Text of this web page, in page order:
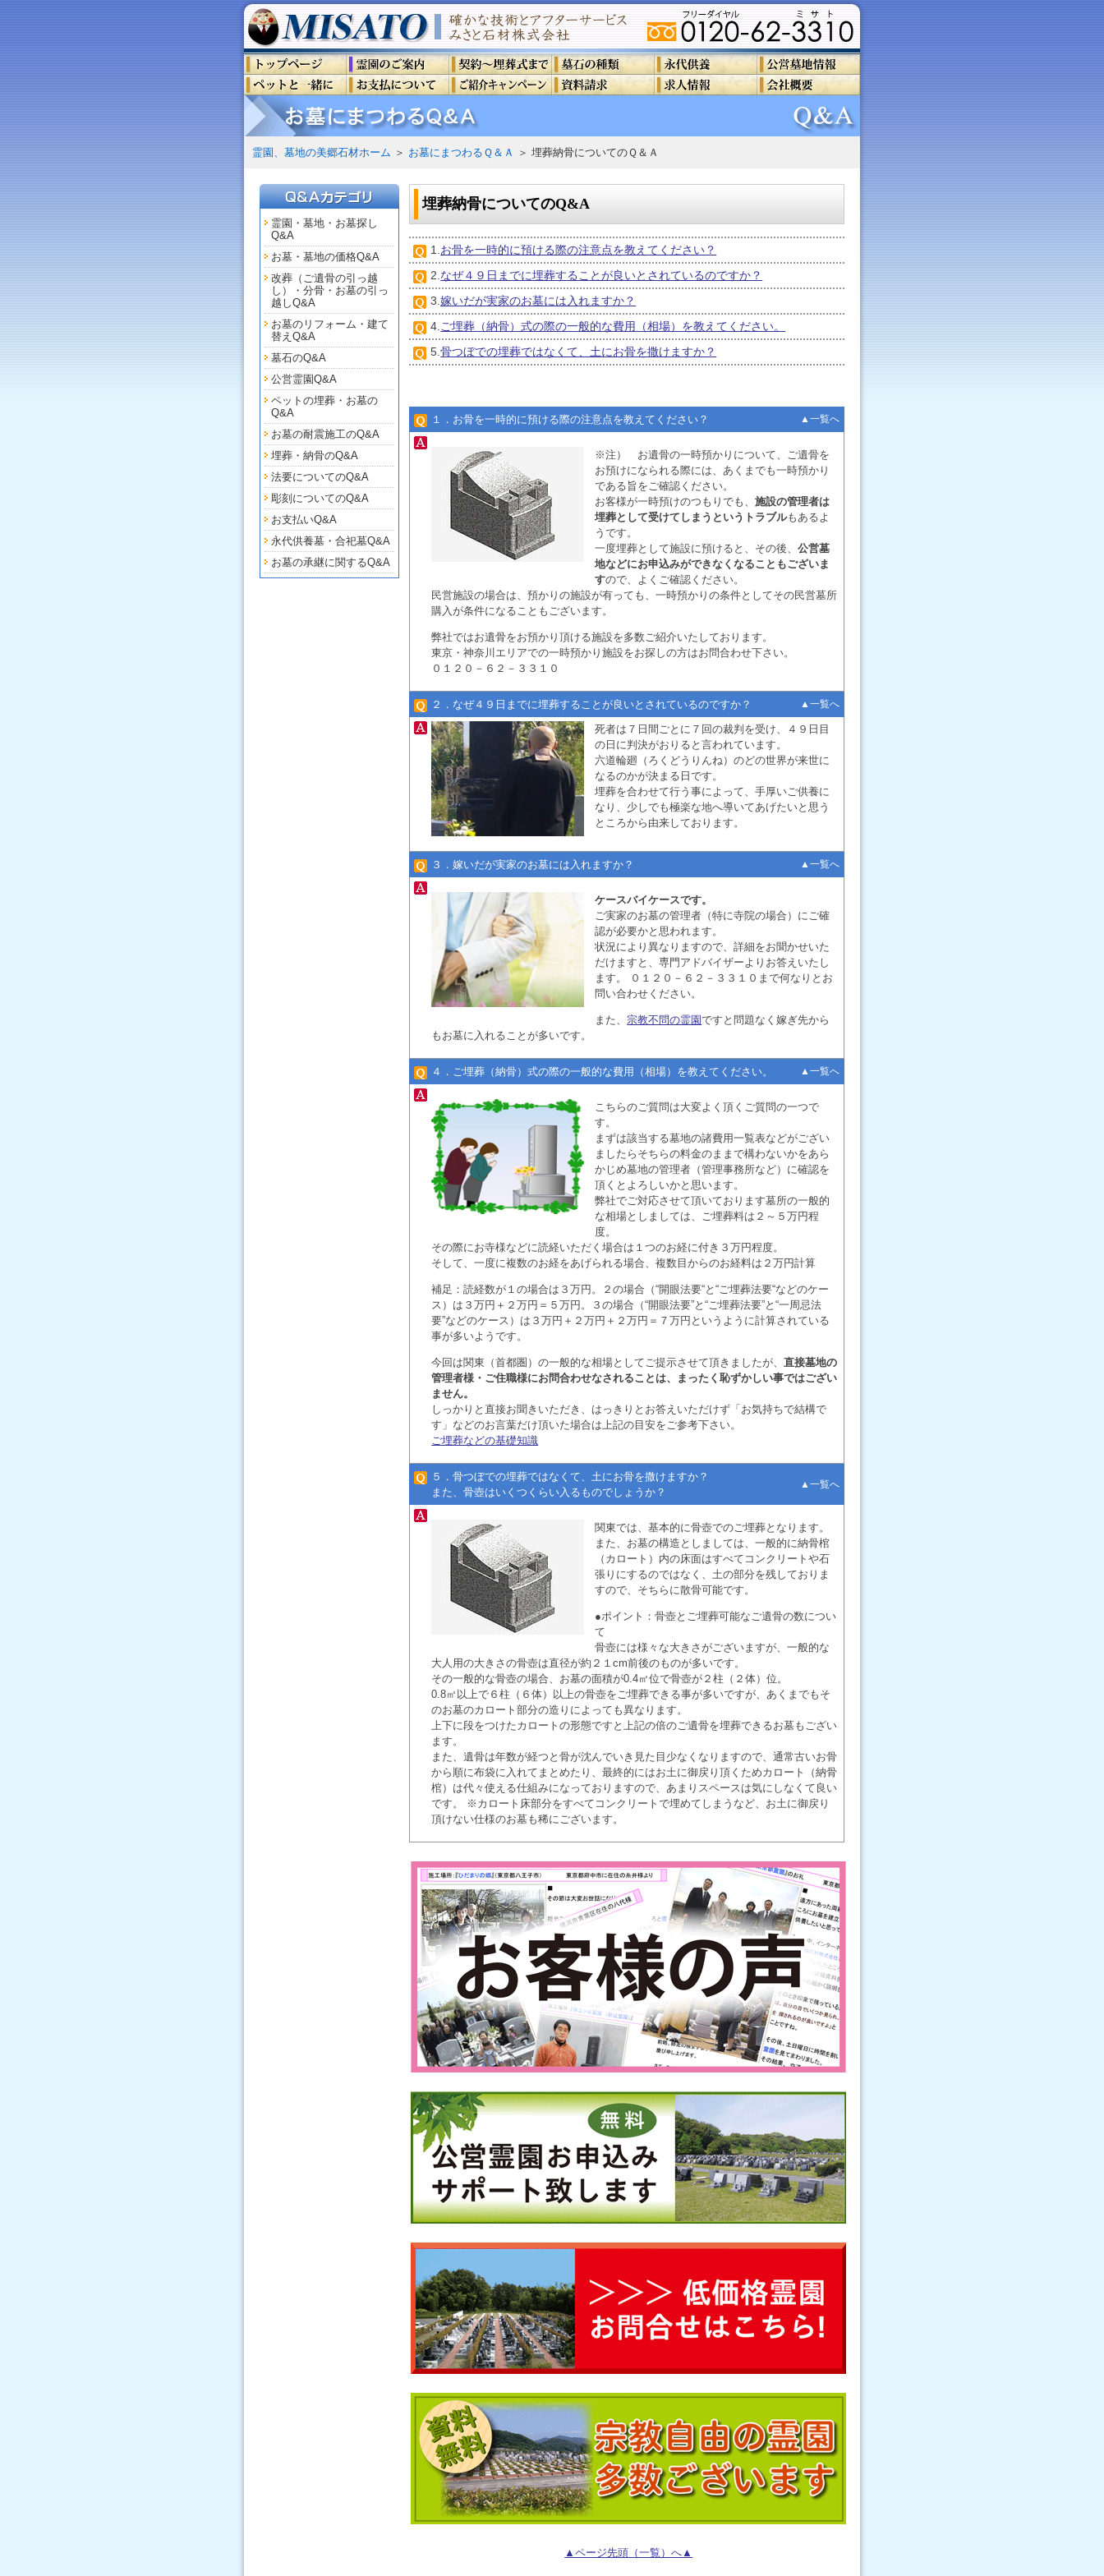
霊園、墓地の美郷石材ホーム ＞ お墓にまつわるＱ＆Ａ ＞ 埋葬納骨についてのＱ＆Ａ
埋葬納骨についてのQ&A
1. お骨を一時的に預ける際の注意点を教えてください？
2. なぜ４９日までに埋葬することが良いとされているのですか？
3.嫁いだが実家のお墓には入れますか？
4. ご埋葬（納骨）式の際の一般的な費用（相場）を教えてください。
5.骨つぼでの埋葬ではなくて、土にお骨を撒けますか？
１．お骨を一時的に預ける際の注意点を教えてください？ ▲一覧へ
※注） お遺骨の一時預かりについて、ご遺骨を
お預けになられる際には、あくまでも一時預かり
である旨をご確認ください。
お客様が一時預けのつもりでも、施設の管理者は
埋葬として受けてしまうというトラブルもあるよ
うです。
一度埋葬として施設に預けると、その後、公営墓
地などにお申込みができなくなることもございま
すので、よくご確認ください。
民営施設の場合は、預かりの施設が有っても、一時預かりの条件としてその民営墓所
購入が条件になることもございます。
弊社ではお遺骨をお預かり頂ける施設を多数ご紹介いたしております。
東京・神奈川エリアでの一時預かり施設をお探しの方はお問合わせ下さい。
０１２０－６２－３３１０
２．なぜ４９日までに埋葬することが良いとされているのですか？ ▲一覧へ
死者は７日間ごとに７回の裁判を受け、４９日目
の日に判決がおりると言われています。
六道輪廻（ろくどうりんね）のどの世界が来世に
なるのかが決まる日です。
埋葬を合わせて行う事によって、手厚いご供養に
なり、少しでも極楽な地へ導いてあげたいと思う
ところから由来しております。
３．嫁いだが実家のお墓には入れますか？ ▲一覧へ
ケースバイケースです。
ご実家のお墓の管理者（特に寺院の場合）にご確
認が必要かと思われます。
状況により異なりますので、詳細をお聞かせいた
だけますと、専門アドバイザーよりお答えいたし
ます。 ０１２０－６２－３３１０まで何なりとお
問い合わせください。
また、宗教不問の霊園ですと問題なく嫁ぎ先から
もお墓に入れることが多いです。
４．ご埋葬（納骨）式の際の一般的な費用（相場）を教えてください。 ▲一覧へ
こちらのご質問は大変よく頂くご質問の一つで
す。
まずは該当する墓地の諸費用一覧表などがござい
ましたらそちらの料金のままで構わないかをあら
かじめ墓地の管理者（管理事務所など）に確認を
頂くとよろしいかと思います。
弊社でご対応させて頂いております墓所の一般的
な相場としましては、ご埋葬料は２～５万円程
度。
その際にお寺様などに読経いただく場合は１つのお経に付き３万円程度。
そして、一度に複数のお経をあげられる場合、複数目からのお経料は２万円計算
補足：読経数が１の場合は３万円。２の場合（“開眼法要“と“ご埋葬法要“などのケー
ス）は３万円＋２万円＝５万円。３の場合（“開眼法要”と“ご埋葬法要”と“一周忌法
要”などのケース）は３万円＋２万円＋２万円＝７万円というように計算されている
事が多いようです。
今回は関東（首都圏）の一般的な相場としてご提示させて頂きましたが、直接墓地の
管理者様・ご住職様にお問合わせなされることは、まったく恥ずかしい事ではござい
ません。
しっかりと直接お聞きいただき、はっきりとお答えいただけず「お気持ちで結構で
す」などのお言葉だけ頂いた場合は上記の目安をご参考下さい。
ご埋葬などの基礎知識
５．骨つぼでの埋葬ではなくて、土にお骨を撒けますか？
また、骨壺はいくつくらい入るものでしょうか？
▲一覧へ
関東では、基本的に骨壺でのご埋葬となります。
また、お墓の構造としましては、一般的に納骨棺
（カロート）内の床面はすべてコンクリートや石
張りにするのではなく、土の部分を残しておりま
すので、そちらに散骨可能です。
●ポイント：骨壺とご埋葬可能なご遺骨の数につい
て
骨壺には様々な大きさがございますが、一般的な
大人用の大きさの骨壺は直径が約２１cm前後のものが多いです。
その一般的な骨壺の場合、お墓の面積が0.4㎡位で骨壺が２柱（２体）位。
0.8㎡以上で６柱（６体）以上の骨壺をご埋葬できる事が多いですが、あくまでもそ
のお墓のカロート部分の造りによっても異なります。
上下に段をつけたカロートの形態ですと上記の倍のご遺骨を埋葬できるお墓もござい
ます。
また、遺骨は年数が経つと骨が沈んでいき見た目少なくなりますので、通常古いお骨
から順に布袋に入れてまとめたり、最終的にはお土に御戻り頂くためカロート（納骨
棺）は代々使える仕組みになっておりますので、あまりスペースは気にしなくて良い
です。 ※カロート床部分をすべてコンクリートで埋めてしまうなど、お土に御戻り
頂けない仕様のお墓も稀にございます。
▲ページ先頭（一覧）へ▲
霊園・墓地・お墓探し
Q&A
お墓・墓地の価格Q&A
改葬（ご遺骨の引っ越
し）・分骨・お墓の引っ
越しQ&A
お墓のリフォーム・建て
替えQ&A
墓石のQ&A
公営霊園Q&A
ペットの埋葬・お墓の
Q&A
お墓の耐震施工のQ&A
埋葬・納骨のQ&A
法要についてのQ&A
彫刻についてのQ&A
お支払いQ&A
永代供養墓・合祀墓Q&A
お墓の承継に関するQ&A